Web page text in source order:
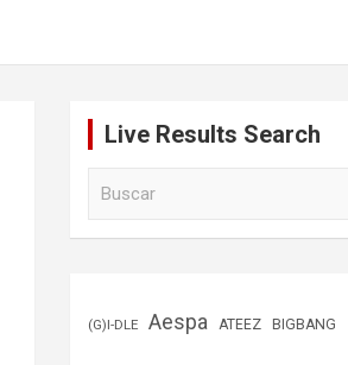
Live Results Search
(G)I-DLE Aespa ATEEZ BIGBANG